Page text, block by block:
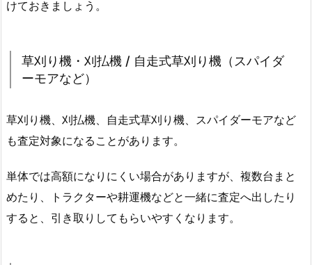
けておきましょう。
草刈り機・刈払機 / 自走式草刈り機（スパイダ
ーモアなど）
草刈り機、刈払機、自走式草刈り機、スパイダーモアなど
も査定対象になることがあります。
単体では高額になりにくい場合がありますが、複数台まと
めたり、トラクターや耕運機などと一緒に査定へ出したり
すると、引き取りしてもらいやすくなります。